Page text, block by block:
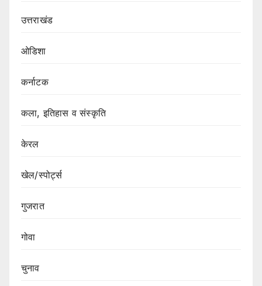
उत्तराखंड
ओडिशा
कर्नाटक
कला, इतिहास व संस्कृति
केरल
खेल/स्पोर्ट्स
गुजरात
गोवा
चुनाव